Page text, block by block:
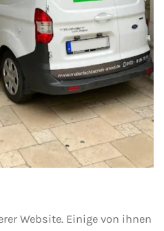
Website. Einige von ihnen